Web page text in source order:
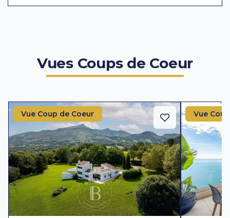
Vues Coups de Coeur
Vue Coup de Coeur Vue